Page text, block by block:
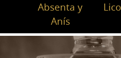
Absenta y
Anís